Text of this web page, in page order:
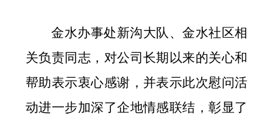
金水办事处新沟大队、金水社区相
关负责同志，对公司长期以来的关心和
帮助表示衷心感谢，并表示此次慰问活
动进一步加深了企地情感联结，彰显了